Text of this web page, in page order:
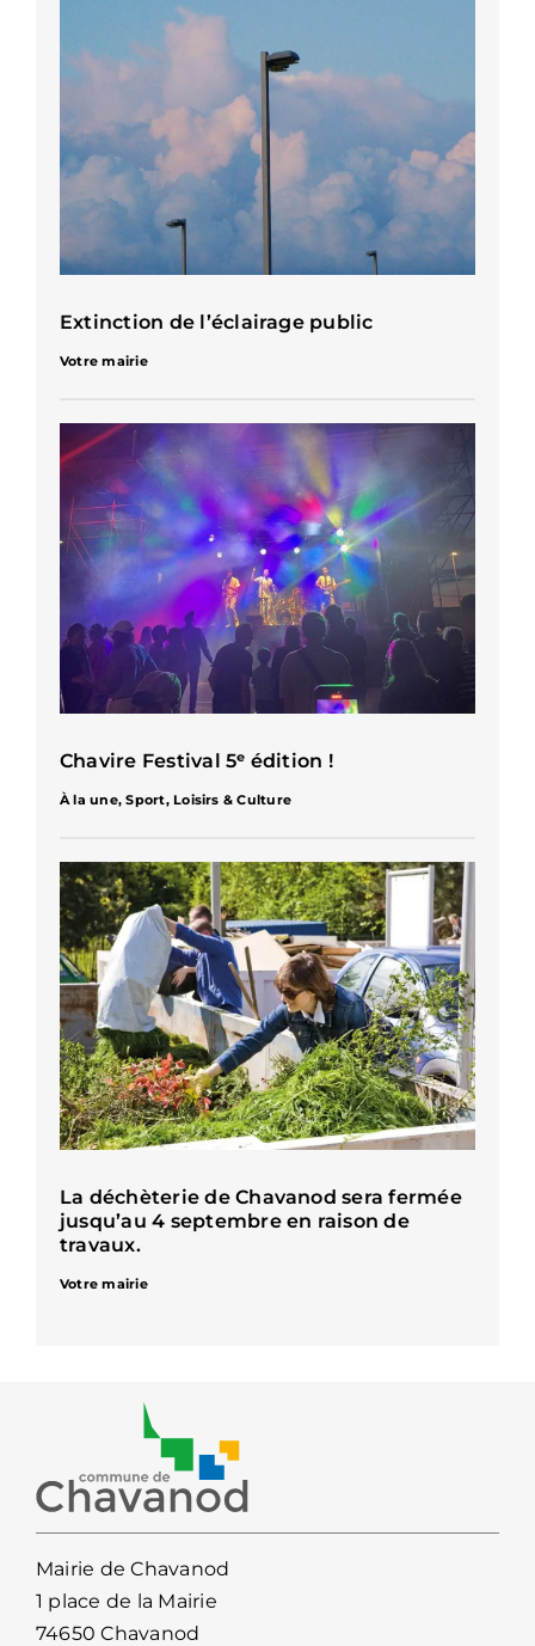
Extinction de l’éclairage public
Votre mairie
Chavire Festival 5ᵉ édition !
À la une,Sport, Loisirs & Culture
La déchèterie de Chavanod sera fermée
jusqu’au 4 septembre en raison de
travaux.
Votre mairie
Mairie de Chavanod
1 place de la Mairie
74650 Chavanod